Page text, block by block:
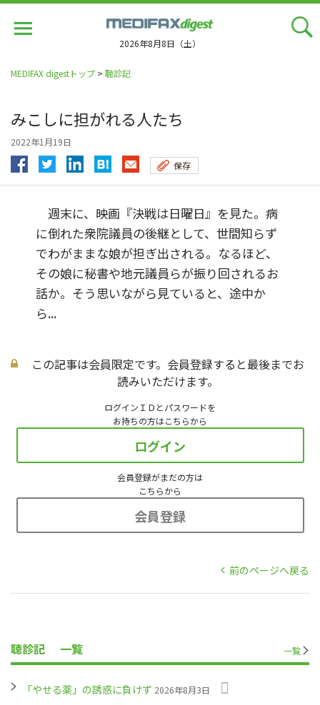
2026年8月8日（土）
MEDIFAX digestトップ > 聴診記
みこしに担がれる人たち
2022年1月19日
保存
週末に、映画『決戦は日曜日』を見た。病
に倒れた衆院議員の後継として、世間知らず
でわがままな娘が担ぎ出される。なるほど、
その娘に秘書や地元議員らが振り回されるお
話か。そう思いながら見ていると、途中か
ら...
この記事は会員限定です。会員登録すると最後までお
読みいただけます。
ログインＩＤとパスワードを
お持ちの方はこちらから
ログイン
会員登録がまだの方は
こちらから
会員登録
前のページへ戻る
聴診記 一覧 一覧
「やせる薬」の誘惑に負けず 2026年8月3日